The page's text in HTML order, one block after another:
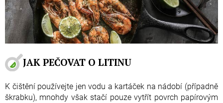
JAK PEČOVAT O LITINU
K čištění používejte jen vodu a kartáček na nádobí (případně
škrabku), mnohdy však stačí pouze vytřít povrch papírovým